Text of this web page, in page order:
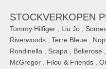
STOCKVERKOPEN
Tommy Hilfiger Liu Jo
Riverwoods
Terre Bleue
Rondinella
Scapa Bellerose
McGregor
Filou & Friends